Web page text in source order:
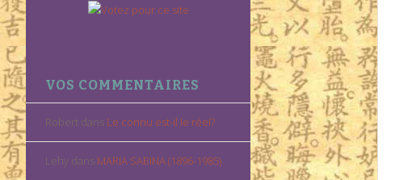
VOS COMMENTAIRES
Robert dans Le connu est-il le réel?
Lehy dans MARIA SABINA (1896-1985)